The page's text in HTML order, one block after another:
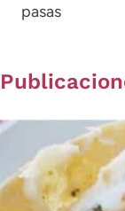
entradas
pasas